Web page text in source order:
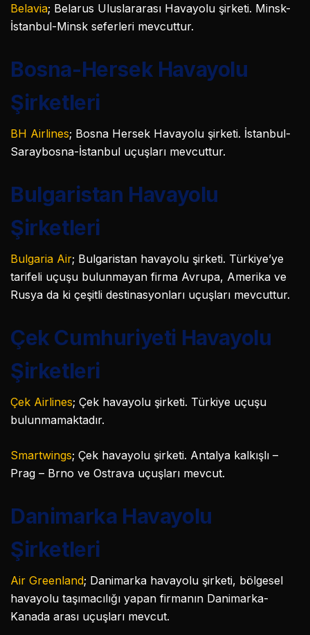
Belavia; Belarus Uluslararası Havayolu şirketi. Minsk-
İstanbul-Minsk seferleri mevcuttur.
Bosna-Hersek Havayolu
Şirketleri
BH Airlines; Bosna Hersek Havayolu şirketi. İstanbul-
Saraybosna-İstanbul uçuşları mevcuttur.
Bulgaristan Havayolu
Şirketleri
Bulgaria Air; Bulgaristan havayolu şirketi. Türkiye’ye
tarifeli uçuşu bulunmayan firma Avrupa, Amerika ve
Rusya da ki çeşitli destinasyonları uçuşları mevcuttur.
Çek Cumhuriyeti Havayolu
Şirketleri
Çek Airlines; Çek havayolu şirketi. Türkiye uçuşu
bulunmamaktadır.
Smartwings; Çek havayolu şirketi. Antalya kalkışlı –
Prag – Brno ve Ostrava uçuşları mevcut.
Danimarka Havayolu
Şirketleri
Air Greenland; Danimarka havayolu şirketi, bölgesel
havayolu taşımacılığı yapan firmanın Danimarka-
Kanada arası uçuşları mevcut.